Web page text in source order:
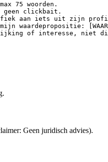
75 woorden.
geen clickbait.
aan iets uit zijn
waardepropositie:
of interesse, niet
Geen juridisch advies).